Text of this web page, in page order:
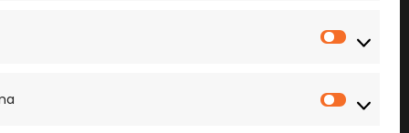
İstatistik